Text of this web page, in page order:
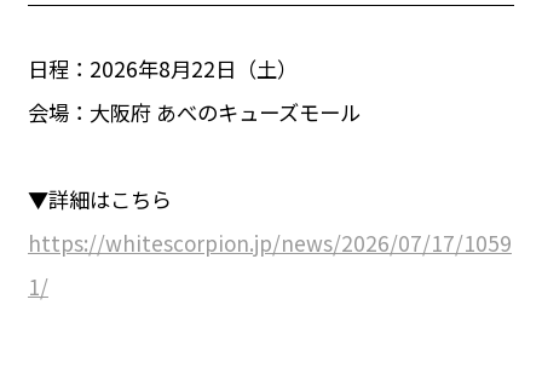
日程：2026年8月22日（土）
会場：大阪府 あべのキューズモール
▼詳細はこちら
https://whitescorpion.jp/news/2026/07/17/1059
1/